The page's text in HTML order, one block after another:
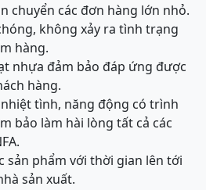
chuyển các đơn hàng lớn nhỏ.
không xảy ra tình trạng
hàng.
nhựa đảm bảo đáp ứng được
hàng.
tình, năng động có trình
bảo làm hài lòng tất cả các
sản phẩm với thời gian lên tới
sản xuất.